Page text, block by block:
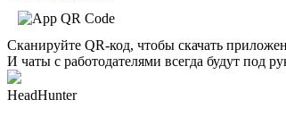
Сканируйте QR-код, чтобы скачать
И чаты с работодателями всегда будут под
HeadHunter